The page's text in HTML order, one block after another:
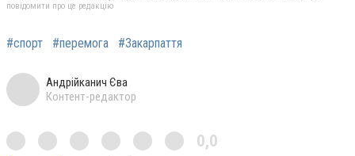
повідомити про це редакцію
#спорт #перемога #Закарпаття
Андрійканич Єва
Контент-редактор
0,0